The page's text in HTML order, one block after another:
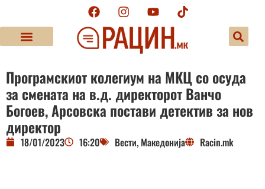
Програмскиот колегиум на МКЦ со осуда
за смената на в.д. директорот Ванчо
Богоев, Арсовска постави детектив за нов
директор
18/01/2023 16:20 Вести, Македонија Racin.mk